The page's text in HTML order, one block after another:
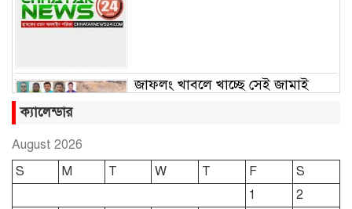
জাফলং খাবলে খাচ্ছে সেই জামাই
ছাতকে রুহুল আমীন ফাউন্ডেশনের
শীতবস্ত্র বিতরণ
ক্যালেন্ডার
August 2026
S
M T W T F
S
1
2